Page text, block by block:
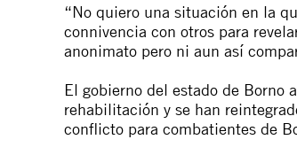
“No quiero una situación en la
connivencia con otros para
anonimato pero ni aun así
El gobierno del estado de Borno
rehabilitación y se han
conflicto para combatientes de